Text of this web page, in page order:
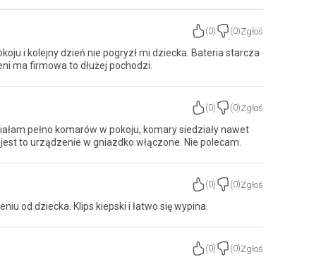
(0) (0)Zgłoś
i kolejny dzień nie pogryzł mi dziecka. Bateria starcza
ma firmowa to dłużej pochodzi.
(0) (0)Zgłoś
pełno komarów w pokoju, komary siedziały nawet
to urządzenie w gniazdko włączone. Nie polecam.
(0) (0)Zgłoś
od dziecka. Klips kiepski i łatwo się wypina.
(0) (0)Zgłoś